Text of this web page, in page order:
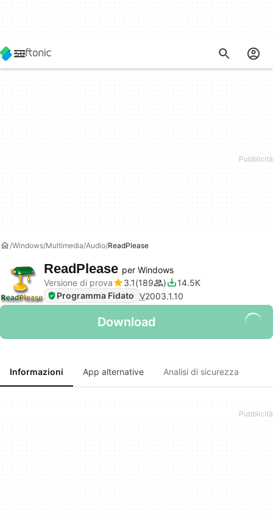
Windows Multimedia Audio ReadPlease
ReadPlease per Windows
Versione di prova
3.1 189
14.5K
Programma Fidato V2003.1.10
Download
Informazioni App alternative Analisi di sicurezza